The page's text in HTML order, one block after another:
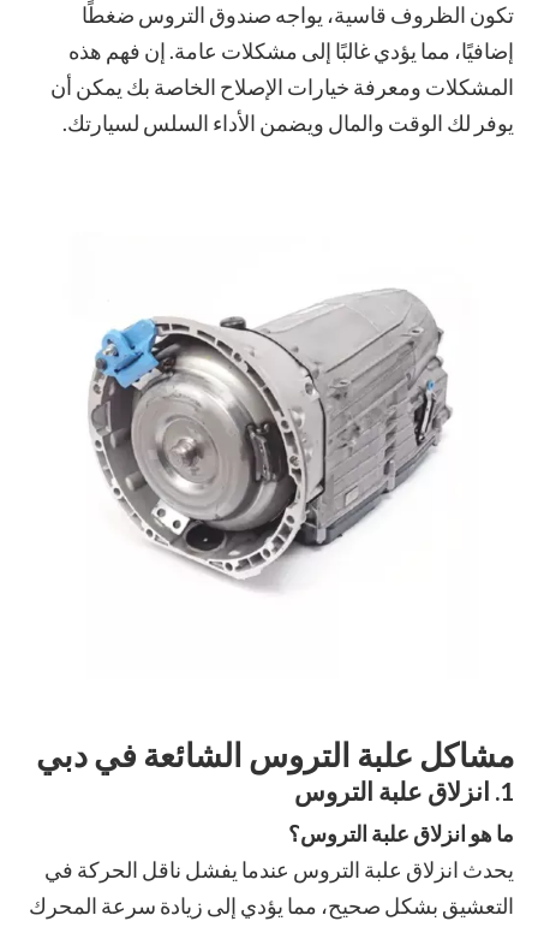
تكون الظروف قاسية، يواجه صندوق التروس ضغطًا
إضافيًا، مما يؤدي غالبًا إلى مشكلات عامة. إن فهم هذه
المشكلات ومعرفة خيارات الإصلاح الخاصة بك يمكن أن
يوفر لك الوقت والمال ويضمن الأداء السلس لسيارتك.
مشاكل علبة التروس الشائعة في دبي
1. انزلاق علبة التروس
ما هو انزلاق علبة التروس؟
يحدث انزلاق علبة التروس عندما يفشل ناقل الحركة في
التعشيق بشكل صحيح، مما يؤدي إلى زيادة سرعة المحرك